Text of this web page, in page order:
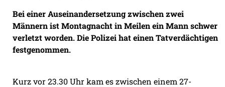
Bei einer Auseinandersetzung zwischen zwei
Männern ist Montagnacht in Meilen ein Mann schwer
verletzt worden. Die Polizei hat einen Tatverdächtigen
festgenommen.
Kurz vor 23.30 Uhr kam es zwischen einem 27-